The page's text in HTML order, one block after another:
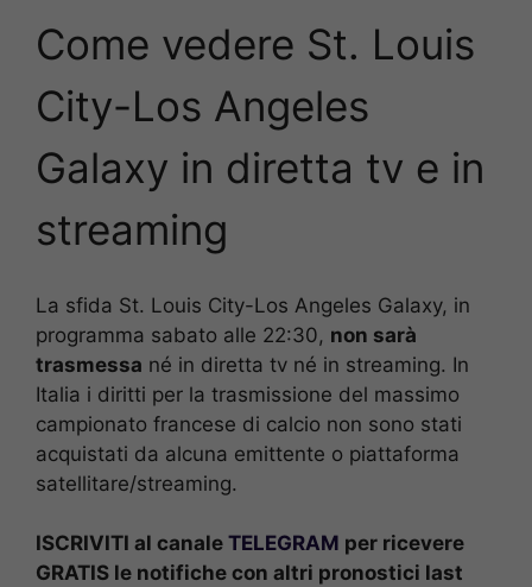
Come vedere St. Louis
City-Los Angeles
Galaxy in diretta tv e in
streaming
La sfida St. Louis City-Los Angeles Galaxy, in
programma sabato alle 22:30, non sarà
trasmessa né in diretta tv né in streaming. In
Italia i diritti per la trasmissione del massimo
campionato francese di calcio non sono stati
acquistati da alcuna emittente o piattaforma
satellitare/streaming.
ISCRIVITI al canale TELEGRAM per ricevere
GRATIS le notifiche con altri pronostici last